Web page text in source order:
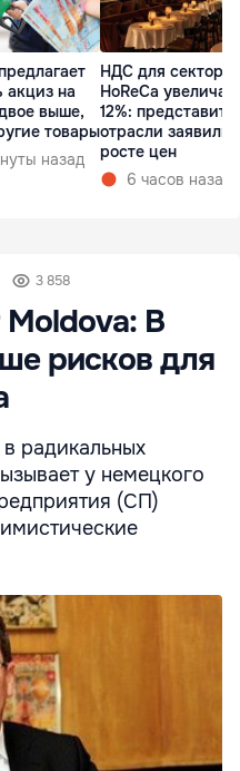
акциз на
выше,
товары
назад
НДС для сектора
HoReCa увеличат
12%:
отрасли заявили
росте цен
6 часов назад
3 858
Moldova: В
рисков для
радикальных
у немецкого
(СП)